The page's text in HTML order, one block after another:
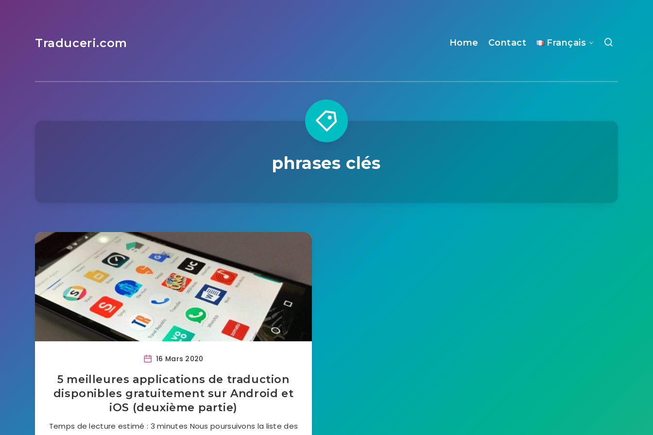
Traduceri.com Home Contact Français
phrases clés
16 Mars 2020
5 meilleures applications de traduction
disponibles gratuitement sur Android et
iOS (deuxième partie)
Temps de lecture estimé : 3 minutes Nous poursuivons la liste des